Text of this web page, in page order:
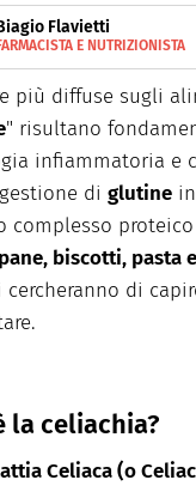
Flavietti
E NUTRIZIONISTA
SITO
e
scientifica.
web editor per alcune
più diffuse sugli
" risultano
infiammatoria e
di glutine
complesso
pane, biscotti, pasta
cercheranno di
la celiachia?
Celiaca (o